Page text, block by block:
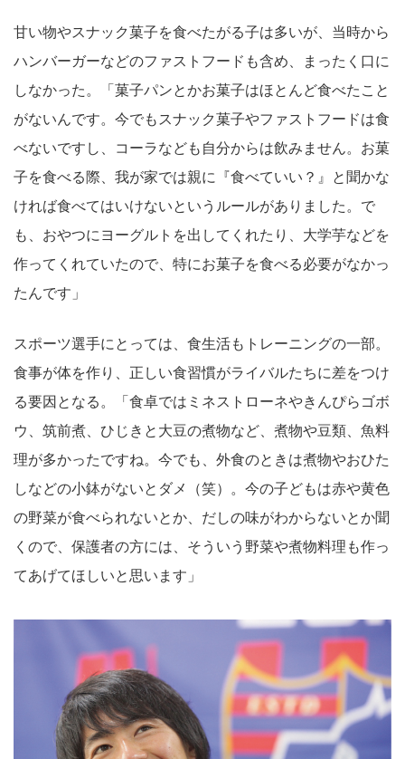
甘い物やスナック菓子を食べたがる子は多いが、当時から
ハンバーガーなどのファストフードも含め、まったく口に
しなかった。「菓子パンとかお菓子はほとんど食べたこと
がないんです。今でもスナック菓子やファストフードは食
べないですし、コーラなども自分からは飲みません。お菓
子を食べる際、我が家では親に『食べていい？』と聞かな
ければ食べてはいけないというルールがありました。で
も、おやつにヨーグルトを出してくれたり、大学芋などを
作ってくれていたので、特にお菓子を食べる必要がなかっ
たんです」
スポーツ選手にとっては、食生活もトレーニングの一部。
食事が体を作り、正しい食習慣がライバルたちに差をつけ
る要因となる。「食卓ではミネストローネやきんぴらゴボ
ウ、筑前煮、ひじきと大豆の煮物など、煮物や豆類、魚料
理が多かったですね。今でも、外食のときは煮物やおひた
しなどの小鉢がないとダメ（笑）。今の子どもは赤や黄色
の野菜が食べられないとか、だしの味がわからないとか聞
くので、保護者の方には、そういう野菜や煮物料理も作っ
てあげてほしいと思います」